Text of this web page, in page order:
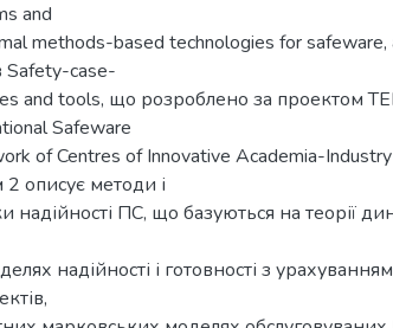
and
methods-based technologies for
Safety-case-
and tools, що розроблено за проектом
Safeware
of Centres of Innovative Academia-Industry
2 описує методи і
надійності ПС, що базуються на теорії
надійності і готовності з урахуванням